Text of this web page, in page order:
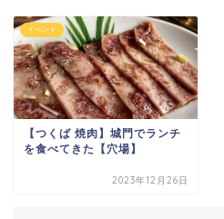
イベント
【つくば 焼肉】城門でランチ
を食べてきた【穴場】
2023年12月26日